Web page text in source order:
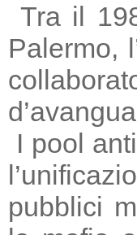
Tra il
Palermo,
I pool
pubblici